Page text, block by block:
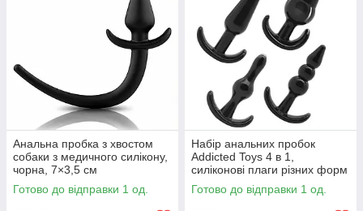
Анальна пробка з хвостом
собаки з медичного силікону,
чорна, 7×3,5 см
Готово до відправки 1 од.
Набір анальних пробок
Addicted Toys 4 в 1,
силіконові плаги різних форм
і розмірів, чорні
Готово до відправки 1 од.